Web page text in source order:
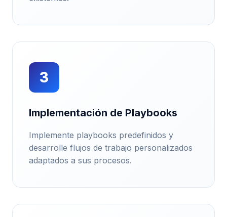
3
Implementación de Playbooks
Implemente playbooks predefinidos y
desarrolle flujos de trabajo personalizados
adaptados a sus procesos.